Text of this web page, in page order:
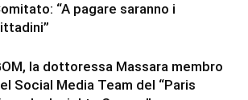
“A pagare saranno i
la dottoressa Massara membro
Social Media Team del “Paris